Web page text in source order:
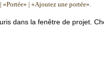
«Portée» | «Ajoutez une portée».
dans la fenêtre de projet.